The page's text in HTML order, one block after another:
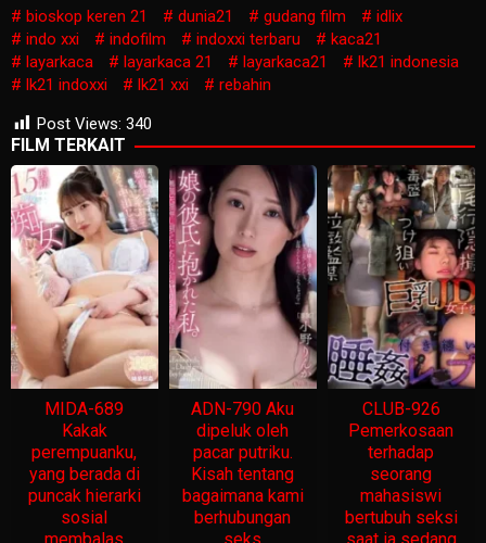
bioskop keren 21
dunia21 gudang film
idlix
indo xxi
indofilm indoxxi terbaru
kaca21
layarkaca
layarkaca 21 layarkaca21
lk21 indonesia
lk21 indoxxi
lk21 xxi
rebahin
Post Views: 340
FILM TERKAIT
MIDA-689
Kakak
perempuanku,
yang berada di
puncak hierarki
sosial
ADN-790 Aku
dipeluk oleh
pacar putriku.
Kisah tentang
bagaimana kami
berhubungan
CLUB-926
Pemerkosaan
terhadap
seorang
mahasiswi
bertubuh seksi